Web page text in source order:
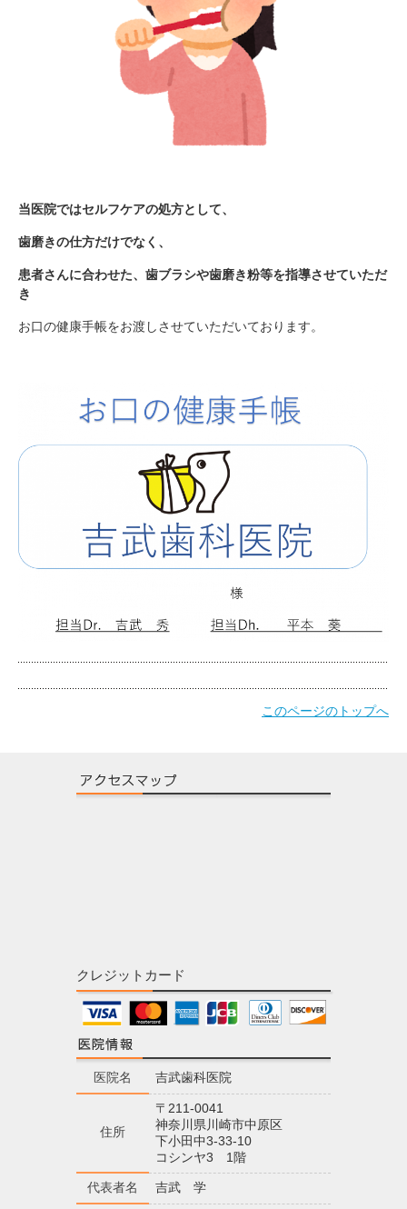
当医院ではセルフケアの処方として、
歯磨きの仕方だけでなく、
患者さんに合わせた、歯ブラシや歯磨き粉等を指導させていただ
き
お口の健康手帳をお渡しさせていただいております。
このページのトップへ
クレジットカード
医院名 吉武歯科医院
住所
〒211-0041
神奈川県川崎市中原区
下小田中3-33-10
コシンヤ3 1階
代表者名 吉武 学